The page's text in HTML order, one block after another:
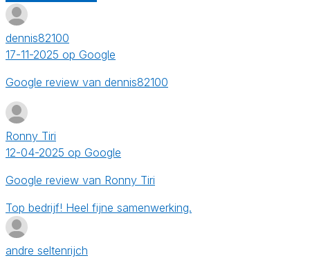
dennis82100
17-11-2025 op Google
Google review van dennis82100
Ronny Tiri
12-04-2025 op Google
Google review van Ronny Tiri
Top bedrijf! Heel fijne samenwerking.
andre seltenrijch